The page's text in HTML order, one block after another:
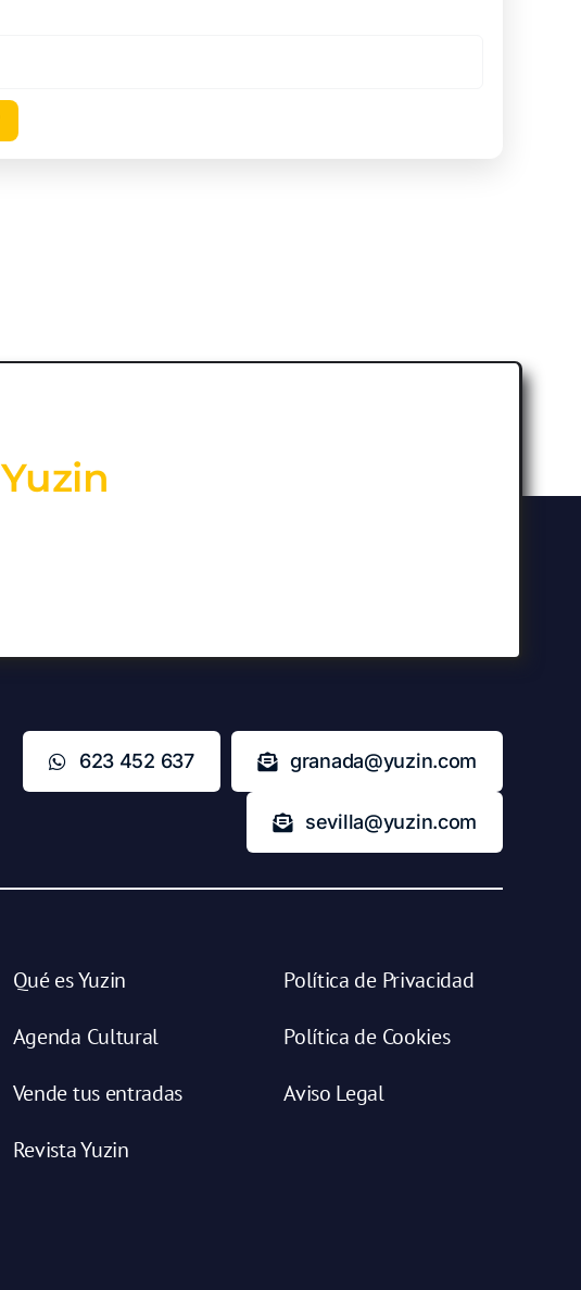
623 452 637 granada@yuzin.com
sevilla@yuzin.com
Qué es Yuzin
Agenda Cultural
Vende tus entradas
Revista Yuzin
Política de Privacidad
Política de Cookies
Aviso Legal